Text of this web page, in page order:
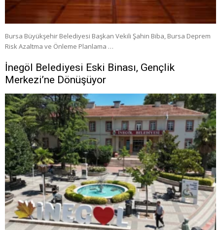
Bursa Büyükşehir Belediyesi Başkan Vekili Şahin Biba, Bursa Deprem
Risk Azaltma ve Önleme Planlama …
İnegöl Belediyesi Eski Binası, Gençlik
Merkezi’ne Dönüşüyor